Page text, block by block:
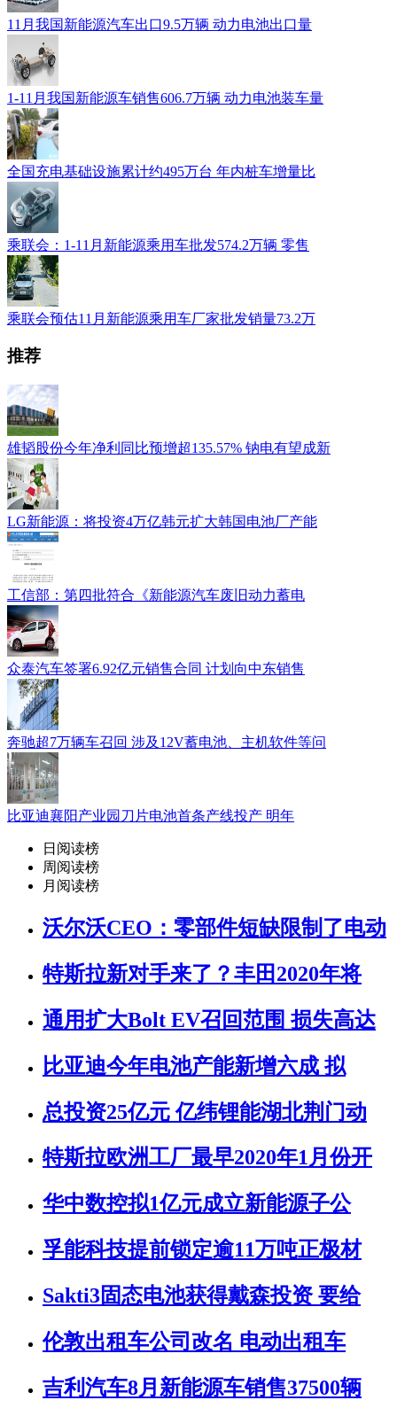
11月我国新能源汽车出口9.5万辆 动力电池出口量
1-11月我国新能源车销售606.7万辆 动力电池装车量
全国充电基础设施累计约495万台 年内桩车增量比
乘联会：1-11月新能源乘用车批发574.2万辆 零售
乘联会预估11月新能源乘用车厂家批发销量73.2万
推荐
雄韬股份今年净利同比预增超135.57% 钠电有望成新
LG新能源：将投资4万亿韩元扩大韩国电池厂产能
工信部：第四批符合《新能源汽车废旧动力蓄电
众泰汽车签署6.92亿元销售合同 计划向中东销售
奔驰超7万辆车召回 涉及12V蓄电池、主机软件等问
比亚迪襄阳产业园刀片电池首条产线投产 明年
日阅读榜
周阅读榜
月阅读榜
沃尔沃CEO：零部件短缺限制了电动
特斯拉新对手来了？丰田2020年将
通用扩大Bolt EV召回范围 损失高达
比亚迪今年电池产能新增六成 拟
总投资25亿元 亿纬锂能湖北荆门动
特斯拉欧洲工厂最早2020年1月份开
华中数控拟1亿元成立新能源子公
孚能科技提前锁定逾11万吨正极材
Sakti3固态电池获得戴森投资 要给
伦敦出租车公司改名 电动出租车
吉利汽车8月新能源车销售37500辆